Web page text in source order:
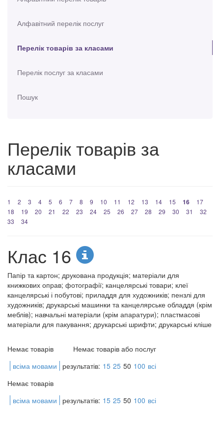
Алфавітний перелік послуг
Перелік товарів за класами
Перелік послуг за класами
Пошук
Перелік товарів за
класами
1 2 3 4 5 6 7 8 9 10 11 12 13 14 15 16
17
18
19 20 21 22 23 24 25 26 27 28 29 30 31
32
33
34
Клас 16
Папір та картон; друкована продукція; матеріали для
книжкових оправ; фотографії; канцелярські товари; клеї
канцелярські і побутові; приладдя для художників; пензлі для
художників; друкарські машинки та канцелярське обладдя (крім
меблів); навчальні матеріали (крім апаратури); пластмасові
матеріали для пакування; друкарські шрифти; друкарські кліше
Немає товарів
всіма мовами
результатів: 15 25 50 100 всі
Немає товарів або послуг
Немає товарів
всіма мовами
результатів: 15 25 50 100 всі